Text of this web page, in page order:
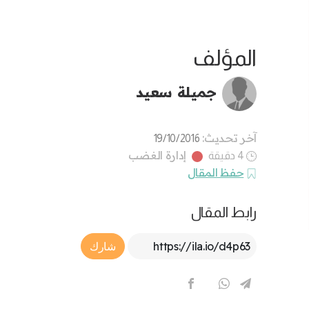
المؤلف
جميلة سعيد
آخر تحديث: 19/10/2016
4 دقيقة
إدارة الغضب
حفظ المقال
رابط المقال
Article Link
شارك